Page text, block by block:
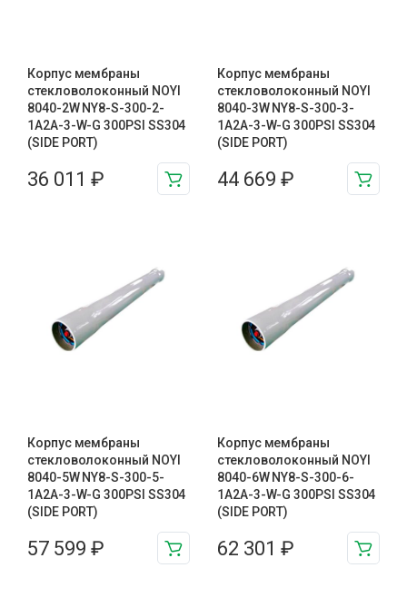
Корпус мембраны
стекловолоконный NOYI
8040-2W NY8-S-300-2-
1A2A-3-W-G 300PSI SS304
(SIDE PORT)
36 011 ₽
Корпус мембраны
стекловолоконный NOYI
8040-3W NY8-S-300-3-
1A2A-3-W-G 300PSI SS304
(SIDE PORT)
44 669 ₽
Корпус мембраны
стекловолоконный NOYI
8040-5W NY8-S-300-5-
1A2A-3-W-G 300PSI SS304
(SIDE PORT)
57 599 ₽
Корпус мембраны
стекловолоконный NOYI
8040-6W NY8-S-300-6-
1A2A-3-W-G 300PSI SS304
(SIDE PORT)
62 301 ₽